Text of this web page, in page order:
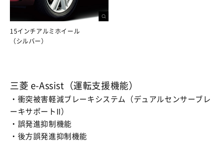
15インチアルミホイール
（シルバー）
三菱 e-Assist（運転支援機能）
・衝突被害軽減ブレーキシステム（デュアルセンサーブレ
ーキサポートII）
・誤発進抑制機能
・後方誤発進抑制機能